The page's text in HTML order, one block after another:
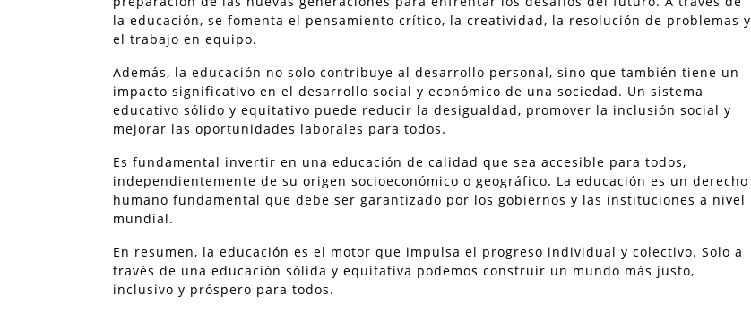
la educación, se fomenta el pensamiento crítico, la creatividad, la resolución de problemas y
el trabajo en equipo.
Además, la educación no solo contribuye al desarrollo personal, sino que también tiene un
impacto significativo en el desarrollo social y económico de una sociedad. Un sistema
educativo sólido y equitativo puede reducir la desigualdad, promover la inclusión social y
mejorar las oportunidades laborales para todos.
Es fundamental invertir en una educación de calidad que sea accesible para todos,
independientemente de su origen socioeconómico o geográfico. La educación es un derecho
humano fundamental que debe ser garantizado por los gobiernos y las instituciones a nivel
mundial.
En resumen, la educación es el motor que impulsa el progreso individual y colectivo. Solo a
través de una educación sólida y equitativa podemos construir un mundo más justo,
inclusivo y próspero para todos.